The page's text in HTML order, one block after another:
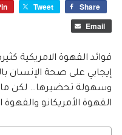
Share
Tweet
Email
فوائد القهوة الامريكية
إيجابي على صحة الإنسان
وسهولة تحضيرها… لكن ما
القهوة الأمريكانو والقهوة